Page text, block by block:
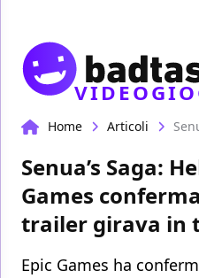
Home Articoli
Senua’s Saga:
Games
trailer girava in
Epic Games ha